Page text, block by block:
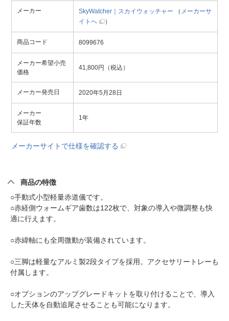
メーカー SkyWatcher｜スカイウォッチャー （ メーカーサ
イトへ
）
商品コード 8099676
メーカー希望小売
価格
41,800円（税込）
メーカー発売日 2020年5月28日
メーカー
保証年数
1年
メーカーサイトで仕様を確認する
商品の特徴
○手動式小型軽量赤道儀です。
○赤経側ウォームギア歯数は122枚で、対象の導入や微調整も快
適に行えます。
○赤緯軸にも全周微動が装備されています。
○三脚は軽量なアルミ製2段タイプを採用。アクセサリートレーも
付属します。
○オプションのアップグレードキットを取り付けることで、導入
した天体を自動追尾させることも可能になります。